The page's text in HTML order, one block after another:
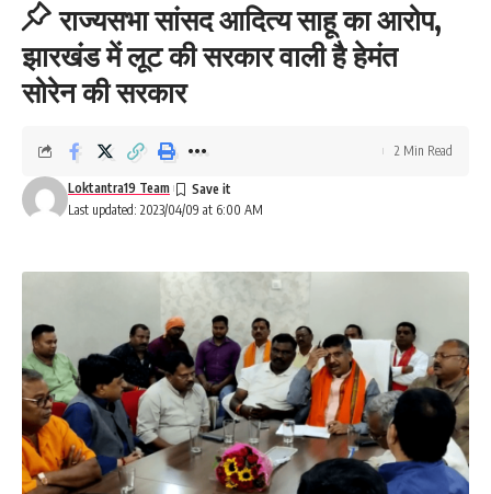
राज्यसभा सांसद आदित्य साहू का आरोप,
झारखंड में लूट की सरकार वाली है हेमंत
सोरेन की सरकार
Last updated: 2023/04/09 at 6:00 AM
Loktantra19 Team
2 Min Read